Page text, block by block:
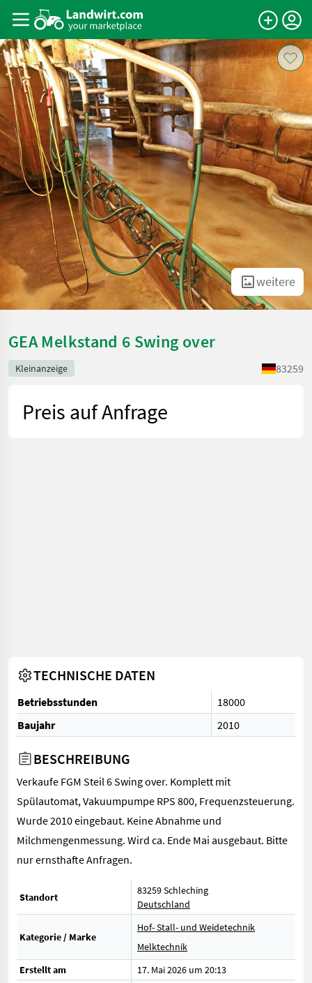
weitere
GEA Melkstand 6 Swing over
Kleinanzeige 83259
Preis auf Anfrage
TECHNISCHE DATEN
Betriebsstunden
18000
Baujahr
2010
BESCHREIBUNG
Verkaufe FGM Steil 6 Swing over. Komplett mit
Spülautomat, Vakuumpumpe RPS 800, Frequenzsteuerung.
Wurde 2010 eingebaut. Keine Abnahme und
Milchmengenmessung. Wird ca. Ende Mai ausgebaut. Bitte
nur ernsthafte Anfragen.
Standort
83259 Schleching
Deutschland
Kategorie / Marke
Hof- Stall- und Weidetechnik
Melktechnik
Erstellt am
17. Mai 2026 um 20:13